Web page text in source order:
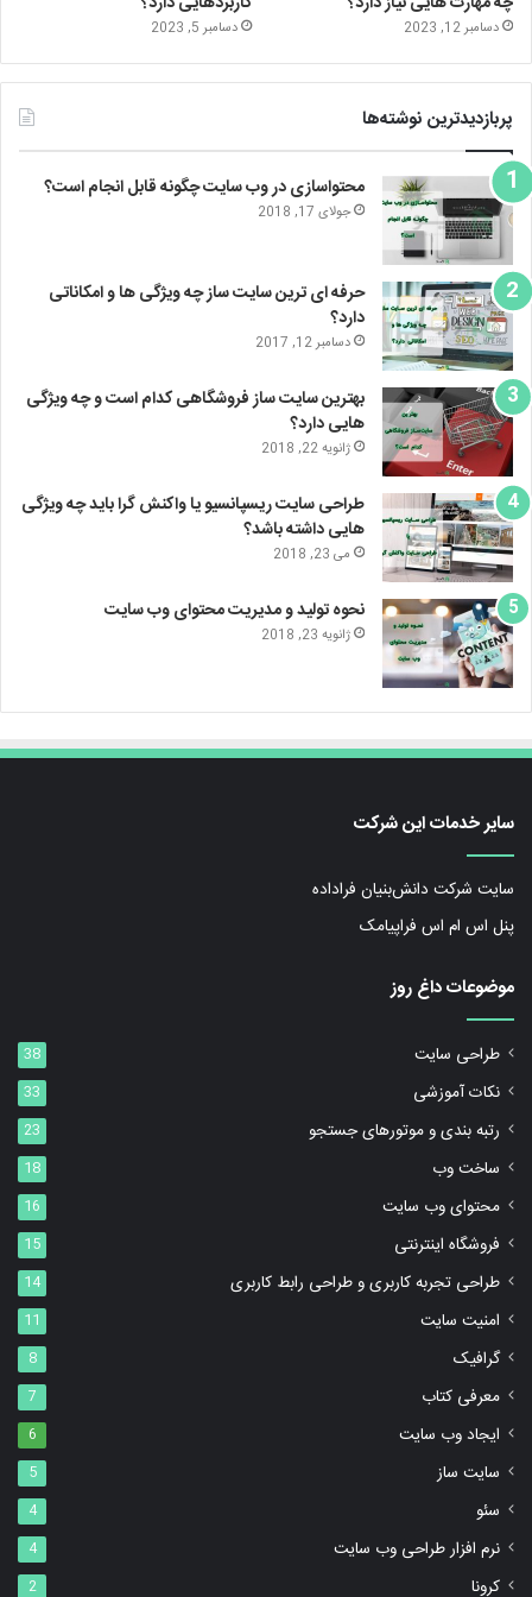
دسامبر 12, 2023 دسامبر 5, 2023
پربازدیدترین نوشته‌ها
محتواسازی در وب سایت چگونه قابل انجام است؟
جولای 17, 2018
حرفه ای ترین سایت ساز چه ویژگی ها و امکاناتی
دارد؟
دسامبر 12, 2017
بهترین سایت ساز فروشگاهی کدام است و چه ویژگی
هایی دارد؟
ژانویه 22, 2018
طراحی سایت ریسپانسیو یا واکنش گرا باید چه ویژگی
هایی داشته باشد؟
می 23, 2018
نحوه تولید و مدیریت محتوای وب سایت
ژانویه 23, 2018
سایر خدمات این شرکت
سایت شرکت دانش‌بنیان فراداده
پنل اس ام اس فراپیامک
موضوعات داغ روز
طراحی سایت 38
نکات آموزشی 33
رتبه بندی و موتورهای جستجو 23
ساخت وب 18
محتوای وب سایت 16
فروشگاه اینترنتی 15
طراحی تجربه کاربری و طراحی رابط کاربری 14
امنیت سایت 11
گرافیک 8
معرفی کتاب 7
ایجاد وب سایت 6
سایت ساز 5
سئو 4
نرم افزار طراحی وب سایت 4
کرونا 2